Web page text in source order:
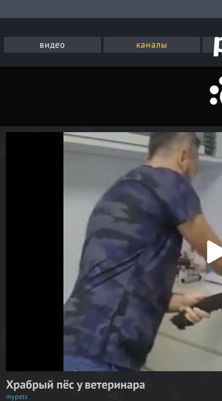
видео каналы
P
y
V
i
e
Храбрый пёс у ветеринара
mypets